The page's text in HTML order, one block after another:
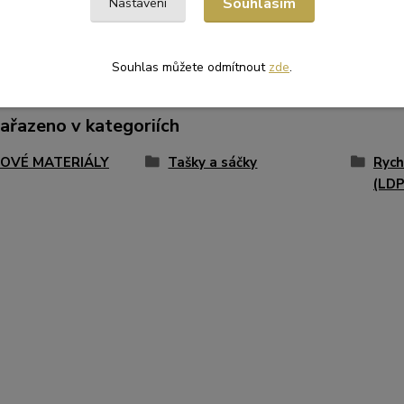
v kategoriích
MATERIÁLY Tašky a sáčky
Souhlas můžete odmítnout zde.